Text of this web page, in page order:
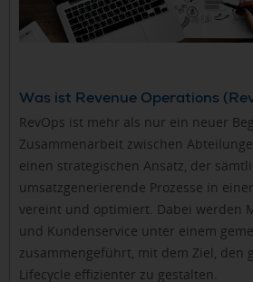
Was ist Revenue Operations
RevOps ist mehr als nur ein neuer
Zusammenarbeit zwischen
einen strategischen Ansatz, der
umsatzgenerierende Prozesse in
vereint und optimiert. Dabei werden
und Kundenservice unter einem
zusammengeführt, mit dem Ziel, den
Lifecycle effizienter zu gestalten.